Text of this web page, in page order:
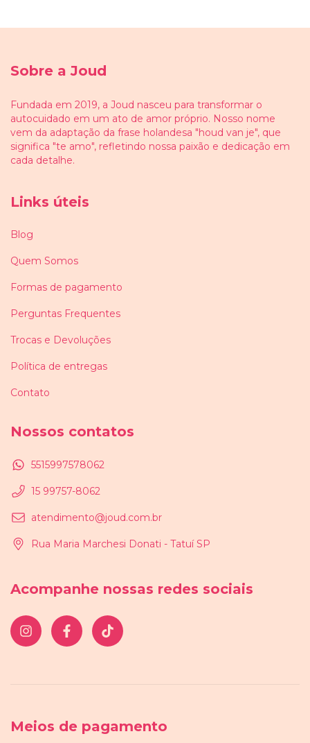
Sobre a Joud
Fundada em 2019, a Joud nasceu para transformar o
autocuidado em um ato de amor próprio. Nosso nome
vem da adaptação da frase holandesa "houd van je", que
significa "te amo", refletindo nossa paixão e dedicação em
cada detalhe.
Links úteis
Blog
Quem Somos
Formas de pagamento
Perguntas Frequentes
Trocas e Devoluções
Política de entregas
Contato
Nossos contatos
5515997578062
15 99757-8062
atendimento@joud.com.br
Rua Maria Marchesi Donati - Tatuí SP
Acompanhe nossas redes sociais
Meios de pagamento